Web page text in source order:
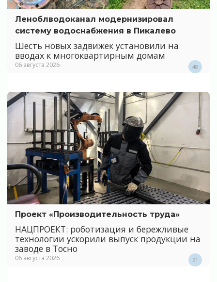
Леноблводоканал модернизировал
систему водоснабжения в Пикалево
Шесть новых задвижек установили на
вводах к многоквартирным домам
06 августа 2026 48
Проект «Производительность труда»
НАЦПРОЕКТ: роботизация и бережливые
технологии ускорили выпуск продукции на
заводе в Тосно
06 августа 2026 61